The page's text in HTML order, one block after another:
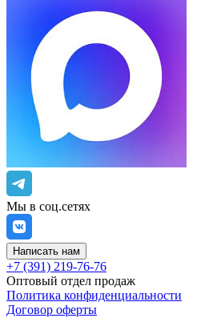
Мы в соц.сетях
Написать нам
+7 (391) 219-76-76
Оптовый отдел продаж
Политика конфиденциальности
Договор оферты